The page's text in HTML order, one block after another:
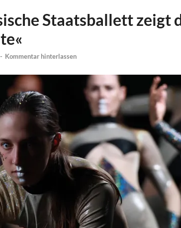
Staatsballett zeigt
- Kommentar hinterlassen